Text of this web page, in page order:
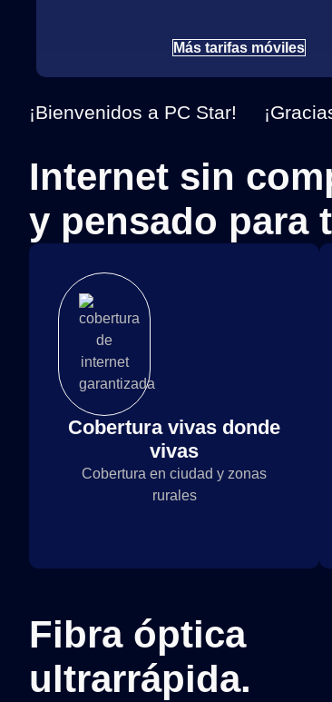
Más tarifas móviles
¡Bienvenidos a PC Star!
Internet sin
y pensado para
Cobertura vivas donde
vivas
Cobertura en ciudad y zonas
rurales
Fibra óptica
ultrarrápida.